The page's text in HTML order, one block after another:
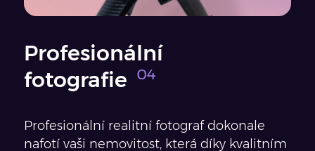
Profesionální
fotografie
Profesionální realitní fotograf dokonale
nafotí vaši nemovitost, která díky kvalitním